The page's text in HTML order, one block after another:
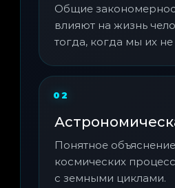
Общие
влияют на жизнь
тогда, когда мы их
Понятное
космических
с земными циклами.